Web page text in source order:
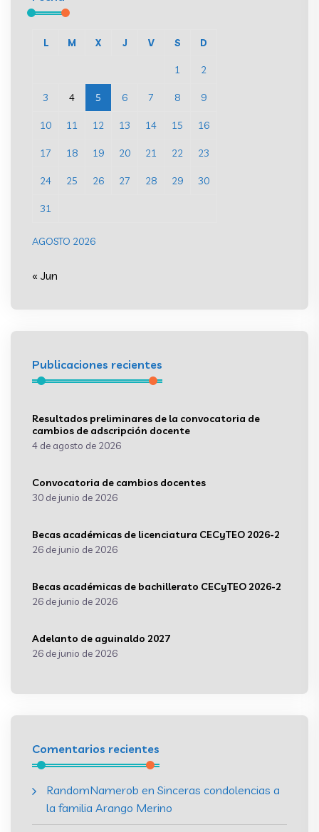
AGOSTO 2026
L M X J V S D
1 2
3 4 5 6 7 8 9
10 11 12 13 14 15 16
17 18 19 20 21 22 23
24 25 26 27 28 29 30
31
« Jun
Publicaciones recientes
Resultados preliminares de la convocatoria de
cambios de adscripción docente
4 de agosto de 2026
Convocatoria de cambios docentes
30 de junio de 2026
Becas académicas de licenciatura CECyTEO 2026-2
26 de junio de 2026
Becas académicas de bachillerato CECyTEO 2026-2
26 de junio de 2026
Adelanto de aguinaldo 2027
26 de junio de 2026
Comentarios recientes
RandomNamerob en Sinceras condolencias a
la familia Arango Merino